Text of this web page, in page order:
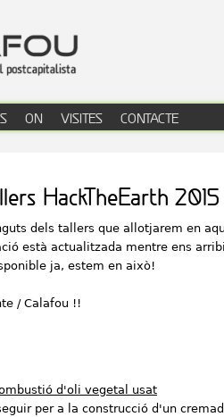
HackTheEarth 2015
dels tallers que allotjarem en
està actualitzada mentre ens
ja, estem en això!
/ Calafou !!
d'oli vegetal usat
per a la construcció d'un
ON VISITES CONTACTE